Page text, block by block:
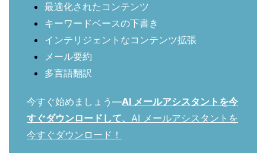
最適化されたコンテンツ
キーワードベースの下書き
インテリジェントなコンテンツ拡張
メール要約
多言語翻訳
今すぐ始めましょう—AI メールアシスタントを今
すぐダウンロードして、 AI メールアシスタントを
今すぐダウンロード！